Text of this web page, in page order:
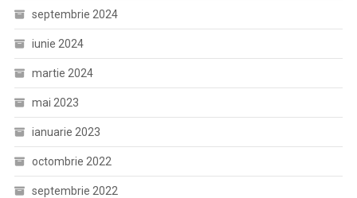
septembrie 2024
iunie 2024
martie 2024
mai 2023
ianuarie 2023
octombrie 2022
septembrie 2022